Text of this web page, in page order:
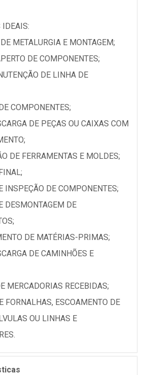
IDEAIS:
METALURGIA E MONTAGEM;
DE COMPONENTES;
DE LINHA DE
COMPONENTES;
DE PEÇAS OU CAIXAS COM
DE FERRAMENTAS E MOLDES;
INSPEÇÃO DE COMPONENTES;
DESMONTAGEM DE
DE MATÉRIAS-PRIMAS;
DE CAMINHÕES E
MERCADORIAS RECEBIDAS;
FORNALHAS, ESCOAMENTO DE
OU LINHAS E